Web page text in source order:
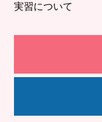
実習について